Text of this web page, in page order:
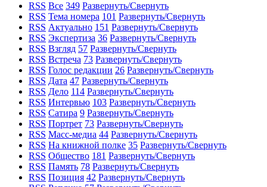
RSS Все 349 Развернуть/Свернуть
RSS Тема номера 101 Развернуть/Свернуть
RSS Актуально 151 Развернуть/Свернуть
RSS Экспертиза 36 Развернуть/Свернуть
RSS Взгляд 57 Развернуть/Свернуть
RSS Встреча 73 Развернуть/Свернуть
RSS Голос редакции 26 Развернуть/Свернуть
RSS Дата 47 Развернуть/Свернуть
RSS Дело 114 Развернуть/Свернуть
RSS Интервью 103 Развернуть/Свернуть
RSS Сатира 9 Развернуть/Свернуть
RSS Портрет 73 Развернуть/Свернуть
RSS Масс-медиа 44 Развернуть/Свернуть
RSS На книжной полке 35 Развернуть/Свернуть
RSS Общество 181 Развернуть/Свернуть
RSS Память 78 Развернуть/Свернуть
RSS Позиция 42 Развернуть/Свернуть